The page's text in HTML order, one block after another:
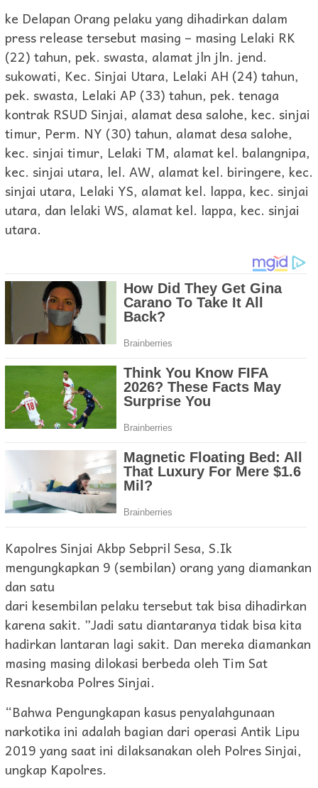
ke Delapan Orang pelaku yang dihadirkan dalam
press release tersebut masing – masing Lelaki RK
(22) tahun, pek. swasta, alamat jln jln. jend.
sukowati, Kec. Sinjai Utara, Lelaki AH (24) tahun,
pek. swasta, Lelaki AP (33) tahun, pek. tenaga
kontrak RSUD Sinjai, alamat desa salohe, kec. sinjai
timur, Perm. NY (30) tahun, alamat desa salohe,
kec. sinjai timur, Lelaki TM, alamat kel. balangnipa,
kec. sinjai utara, lel. AW, alamat kel. biringere, kec.
sinjai utara, Lelaki YS, alamat kel. lappa, kec. sinjai
utara, dan lelaki WS, alamat kel. lappa, kec. sinjai
utara.
Kapolres Sinjai Akbp Sebpril Sesa, S.Ik
mengungkapkan 9 (sembilan) orang yang diamankan
dan satu
dari kesembilan pelaku tersebut tak bisa dihadirkan
karena sakit. ”Jadi satu diantaranya tidak bisa kita
hadirkan lantaran lagi sakit. Dan mereka diamankan
masing masing dilokasi berbeda oleh Tim Sat
Resnarkoba Polres Sinjai.
“Bahwa Pengungkapan kasus penyalahgunaan
narkotika ini adalah bagian dari operasi Antik Lipu
2019 yang saat ini dilaksanakan oleh Polres Sinjai,
ungkap Kapolres.